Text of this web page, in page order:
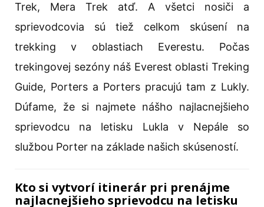
Trek, Mera Trek atď. A všetci nosiči a
sprievodcovia sú tiež celkom skúsení na
trekking v oblastiach Everestu. Počas
trekingovej sezóny náš Everest oblasti Treking
Guide, Porters a Porters pracujú tam z Lukly.
Dúfame, že si najmete nášho najlacnejšieho
sprievodcu na letisku Lukla v Nepále so
službou Porter na základe našich skúseností.
Kto si vytvorí itinerár pri prenájme
najlacnejšieho sprievodcu na letisku